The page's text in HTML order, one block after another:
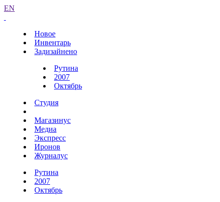
EN
Новое
Инвентарь
Задизайнено
Рутина
2007
Октябрь
Студия
Магазинус
Медиа
Экспресс
Иронов
Журналус
Рутина
2007
Октябрь